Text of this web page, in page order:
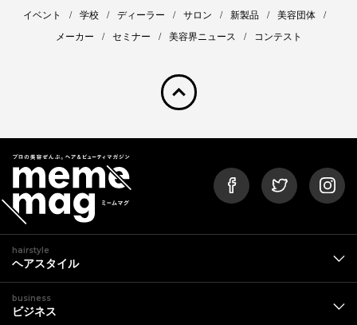
イベント 学校 ディーラー サロン 新製品
美容団体
メーカー
セミナー 美容界ニュース コンテスト
pagetop
hairstyle
ヘアスタイル
business
ビジネス